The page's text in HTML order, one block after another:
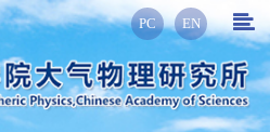
PC EN